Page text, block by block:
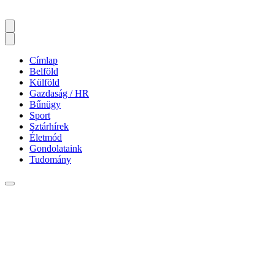
Címlap
Belföld
Külföld
Gazdaság / HR
Bűnügy
Sport
Sztárhírek
Életmód
Gondolataink
Tudomány